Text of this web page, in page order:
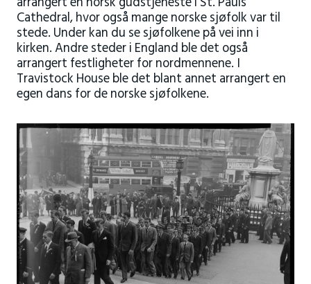
Cathedral, hvor også mange norske sjøfolk var til
stede. Under kan du se sjøfolkene på vei inn i
kirken. Andre steder i England ble det også
arrangert festligheter for nordmennene. I
Travistock House ble det blant annet arrangert en
egen dans for de norske sjøfolkene.